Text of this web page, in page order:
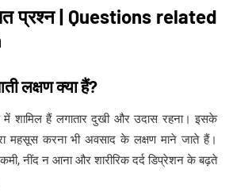
प्रश्न | Questions related
लक्षण क्या हैं?
शामिल हैं लगातार दुखी और उदास रहना। इसके
महसूस करना भी अवसाद के लक्षण माने जाते हैं।
नींद न आना और शारीरिक दर्द डिप्रेशन के बढ़ते